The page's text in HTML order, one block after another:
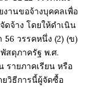
งานขอจ้างบุคคลเพื่อ
ดจ้าง โดยให้ดำเนิน
56 วรรคหนึ่ง (2) (ข)
สดุภาครัฐ พ.ศ.
รายภาคเรียน หรือ
วิธีการนี้ผู้จัดซื้อ